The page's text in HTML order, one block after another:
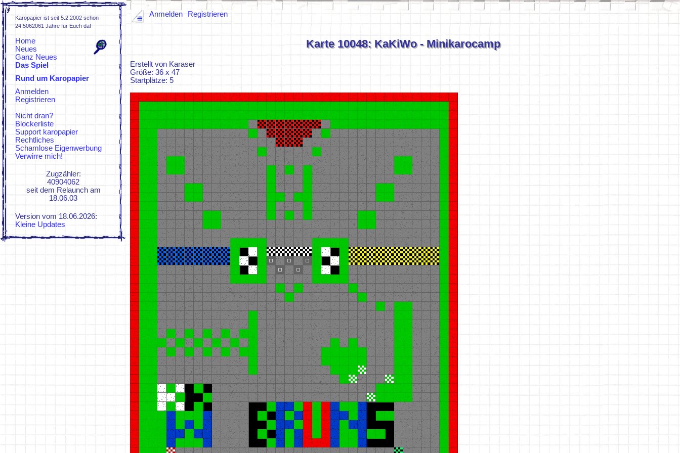
Karopapier ist seit 5.2.2002 schon
24.5062061 Jahre für Euch da!
Home
Neues
Ganz Neues
Das Spiel
Spielregeln
Rund um Karopapier
ZUFI
KaroWiki
Anmelden
Registrieren
Nicht dran?
Blockerliste
Support karopapier
Rechtliches
Schamlose Eigenwerbung
Verwirre mich!
Zugzähler:
40904062
seit dem Relaunch am
18.06.03
Version vom 18.06.2026:
Kleine Updates
Anmelden Registrieren
Karte 10048: KaKiWo - Minikarocamp
Erstellt von Karaser
Größe: 36 x 47
Startplätze: 5